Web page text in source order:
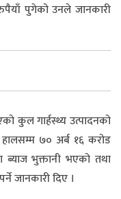
पुगेको उनले जानकारी
कुल गार्हस्थ्य उत्पादनको
हालसम्म ७० अर्ब १६ करोड
भुक्तानी भएको तथा
जानकारी दिए ।